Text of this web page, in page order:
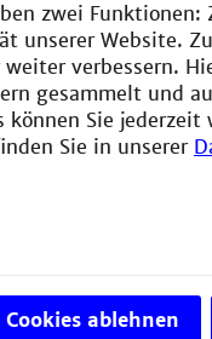
Gebäude K, R, S
Fakultät für
B, G, H (Dekanat),
Fakultät für
(Dekanat)
Fakultät für
zwei
unserer Website.
verbessern.
gesammelt und
Sie jederzeit
Sie in unserer
Cookies ablehnen